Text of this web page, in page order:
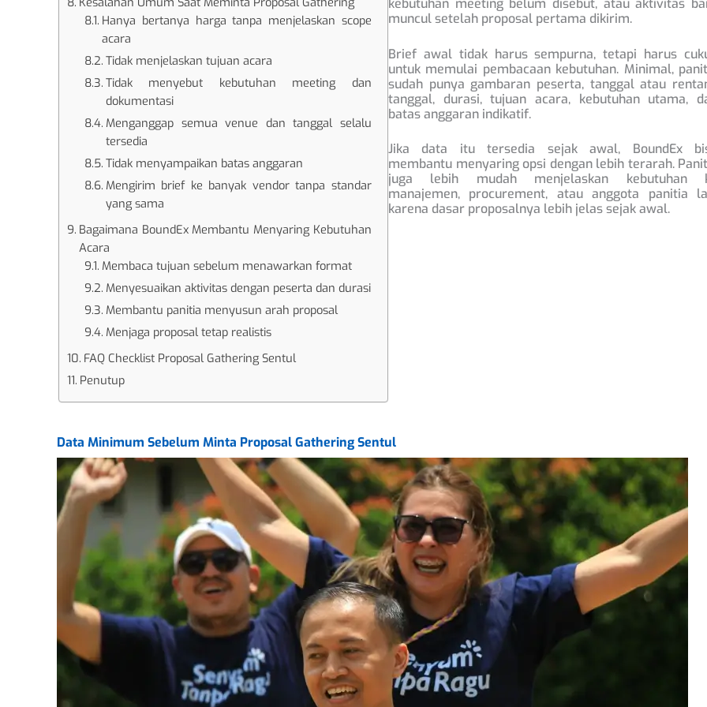
Hanya bertanya harga tanpa menjelaskan scope
acara
Tidak menjelaskan tujuan acara
Tidak menyebut kebutuhan meeting dan
dokumentasi
Menganggap semua venue dan tanggal selalu
tersedia
Tidak menyampaikan batas anggaran
Mengirim brief ke banyak vendor tanpa standar
yang sama
Bagaimana BoundEx Membantu Menyaring Kebutuhan
Acara
Membaca tujuan sebelum menawarkan format
Menyesuaikan aktivitas dengan peserta dan durasi
Membantu panitia menyusun arah proposal
Menjaga proposal tetap realistis
FAQ Checklist Proposal Gathering Sentul
Penutup
kebutuhan meeting belum disebut, atau aktivitas
muncul setelah proposal pertama dikirim.
Brief awal tidak harus sempurna, tetapi harus
untuk memulai pembacaan kebutuhan. Minimal,
sudah punya gambaran peserta, tanggal atau
tanggal, durasi, tujuan acara, kebutuhan utama,
batas anggaran indikatif.
Jika data itu tersedia sejak awal, BoundEx
membantu menyaring opsi dengan lebih terarah.
juga lebih mudah menjelaskan kebutuhan
manajemen, procurement, atau anggota panitia
karena dasar proposalnya lebih jelas sejak awal.
Data Minimum Sebelum Minta Proposal Gathering Sentul